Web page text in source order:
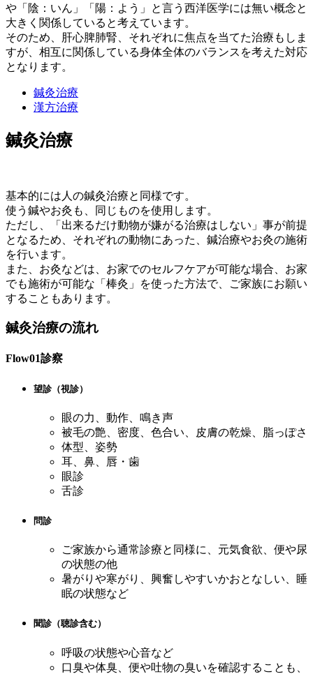
や「陰：いん」「陽：よう」と言う西洋医学には無い概念と
大きく関係していると考えています。
そのため、肝心脾肺腎、それぞれに焦点を当てた治療もしま
すが、相互に関係している身体全体のバランスを考えた対応
となります。
鍼灸治療
漢方治療
鍼灸治療
基本的には人の鍼灸治療と同様です。
使う鍼やお灸も、同じものを使用します。
ただし、「出来るだけ動物が嫌がる治療はしない」事が前提
となるため、それぞれの動物にあった、鍼治療やお灸の施術
を行います。
また、お灸などは、お家でのセルフケアが可能な場合、お家
でも施術が可能な「棒灸」を使った方法で、ご家族にお願い
することもあります。
鍼灸治療の流れ
Flow01診察
望診（視診）
眼の力、動作、鳴き声
被毛の艶、密度、色合い、皮膚の乾燥、脂っぽさ
体型、姿勢
耳、鼻、唇・歯
眼診
舌診
問診
ご家族から通常診療と同様に、元気食欲、便や尿
の状態の他
暑がりや寒がり、興奮しやすいかおとなしい、睡
眠の状態など
聞診（聴診含む）
呼吸の状態や心音など
口臭や体臭、便や吐物の臭いを確認することも、